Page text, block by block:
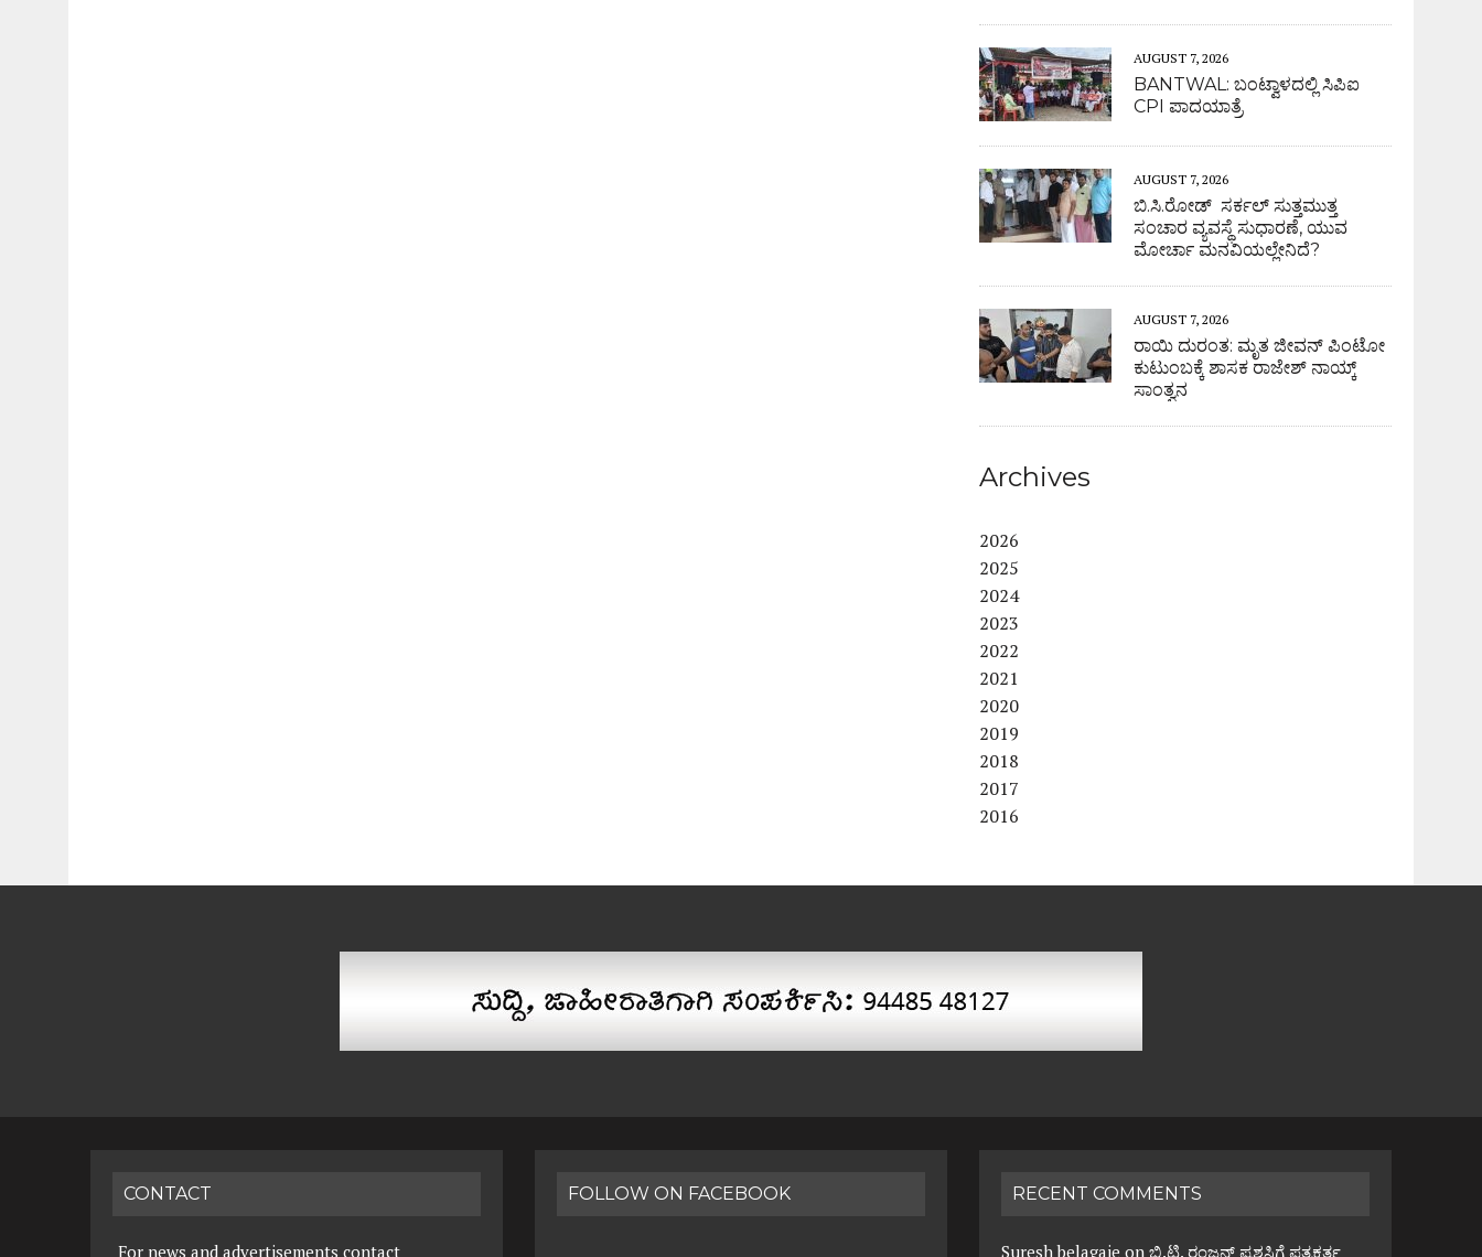
AUGUST 7, 2026
BANTWAL: ಬಂಟ್ವಾಳದಲ್ಲಿ ಸಿಪಿಐ
CPI ಪಾದಯಾತ್ರೆ
AUGUST 7, 2026
ಬಿ.ಸಿ.ರೋಡ್ ಸರ್ಕಲ್ ಸುತ್ತಮುತ್ತ
ಸಂಚಾರ ವ್ಯವಸ್ಥೆ ಸುಧಾರಣೆ, ಯುವ
ಮೋರ್ಚಾ ಮನವಿಯಲ್ಲೇನಿದೆ?
AUGUST 7, 2026
ರಾಯಿ ದುರಂತ: ಮೃತ ಜೀವನ್ ಪಿಂಟೋ
ಕುಟುಂಬಕ್ಕೆ ಶಾಸಕ ರಾಜೇಶ್ ನಾಯ್ಕ್
ಸಾಂತ್ವನ
Archives
2026
2025
2024
2023
2022
2021
2020
2019
2018
2017
2016
CONTACT
For news and advertisements contact
FOLLOW ON FACEBOOK RECENT COMMENTS
Suresh belagaje onಬಿ.ಟಿ. ರಂಜನ್ ಪ್ರಶಸ್ತಿಗೆ ಪತ್ರಕರ್ತ